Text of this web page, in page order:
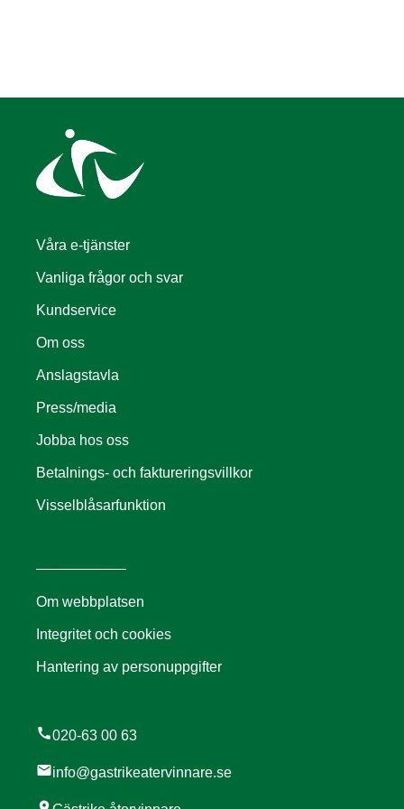
Våra e-tjänster
Vanliga frågor och svar
Kundservice
Om oss
Anslagstavla
Press/media
Jobba hos oss
Betalnings- och faktureringsvillkor
Visselblåsarfunktion
Om webbplatsen
Integritet och cookies
Hantering av personuppgifter
call020-63 00 63
mailinfo@gastrikeatervinnare.se